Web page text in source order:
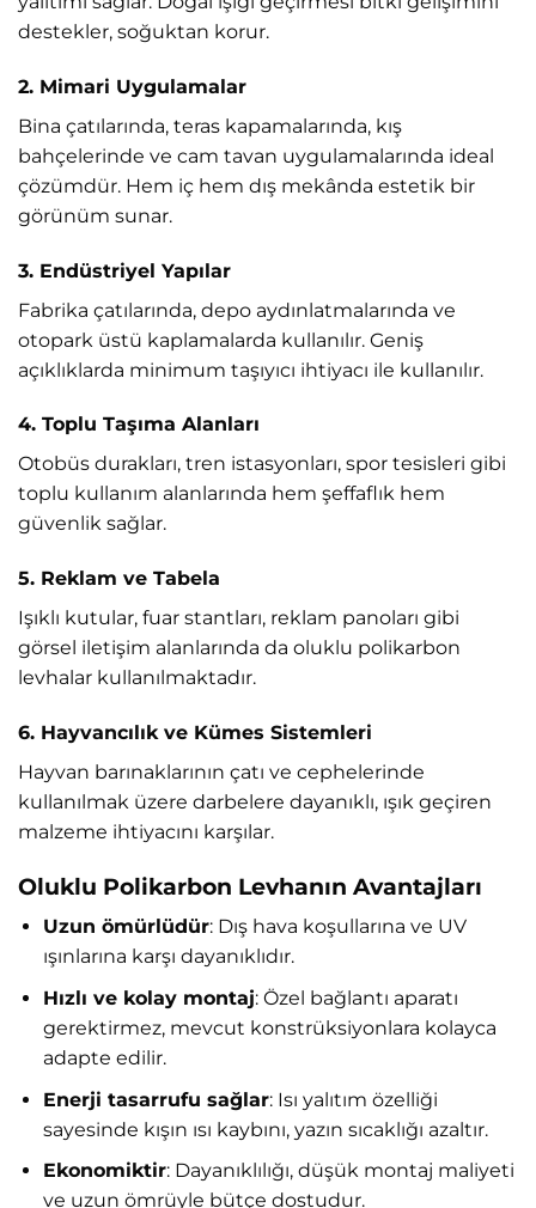
destekler, soğuktan korur.
2. Mimari Uygulamalar
Bina çatılarında, teras kapamalarında, kış
bahçelerinde ve cam tavan uygulamalarında ideal
çözümdür. Hem iç hem dış mekânda estetik bir
görünüm sunar.
3. Endüstriyel Yapılar
Fabrika çatılarında, depo aydınlatmalarında ve
otopark üstü kaplamalarda kullanılır. Geniş
açıklıklarda minimum taşıyıcı ihtiyacı ile kullanılır.
4. Toplu Taşıma Alanları
Otobüs durakları, tren istasyonları, spor tesisleri gibi
toplu kullanım alanlarında hem şeffaflık hem
güvenlik sağlar.
5. Reklam ve Tabela
Işıklı kutular, fuar stantları, reklam panoları gibi
görsel iletişim alanlarında da oluklu polikarbon
levhalar kullanılmaktadır.
6. Hayvancılık ve Kümes Sistemleri
Hayvan barınaklarının çatı ve cephelerinde
kullanılmak üzere darbelere dayanıklı, ışık geçiren
malzeme ihtiyacını karşılar.
Oluklu Polikarbon Levhanın Avantajları
Uzun ömürlüdür: Dış hava koşullarına ve UV
ışınlarına karşı dayanıklıdır.
Hızlı ve kolay montaj: Özel bağlantı aparatı
gerektirmez, mevcut konstrüksiyonlara kolayca
adapte edilir.
Enerji tasarrufu sağlar: Isı yalıtım özelliği
sayesinde kışın ısı kaybını, yazın sıcaklığı azaltır.
Ekonomiktir: Dayanıklılığı, düşük montaj maliyeti
ve uzun ömrüyle bütçe dostudur.